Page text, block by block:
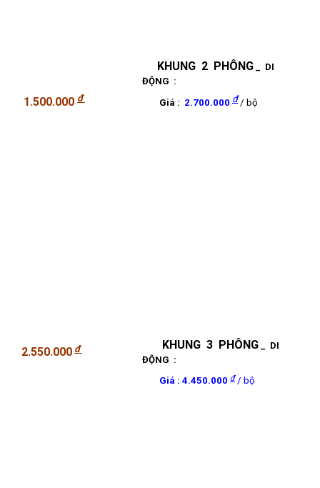
1.500.000 đ
KHUNG 2 PHÔNG _ DI
ĐỘNG :
Giá : 2.700.000 đ / bộ
2.550.000 đ KHUNG 3 PHÔNG _ DI
ĐỘNG :
Giá : 4.450.000 đ / bộ